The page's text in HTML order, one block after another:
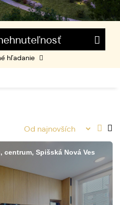
hľadanie
Spišská Nová Ves